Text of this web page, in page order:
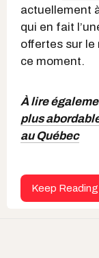
actuellement
qui en fait
offertes sur le
ce moment.
À lire
plus
au Québec
Keep Reading